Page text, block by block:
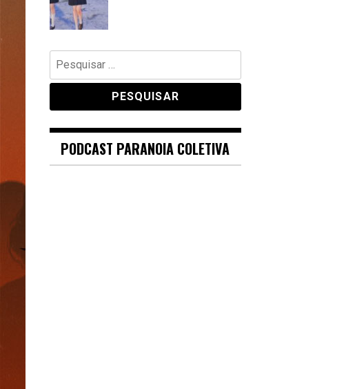
Pesquisar
por:
PODCAST PARANOIA COLETIVA